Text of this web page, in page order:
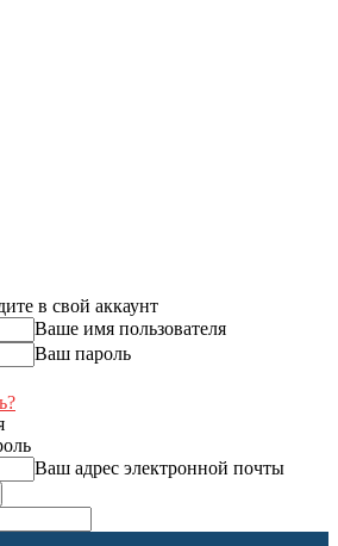
в свой аккаунт
Ваше имя пользователя
Ваш пароль
Ваш адрес электронной почты